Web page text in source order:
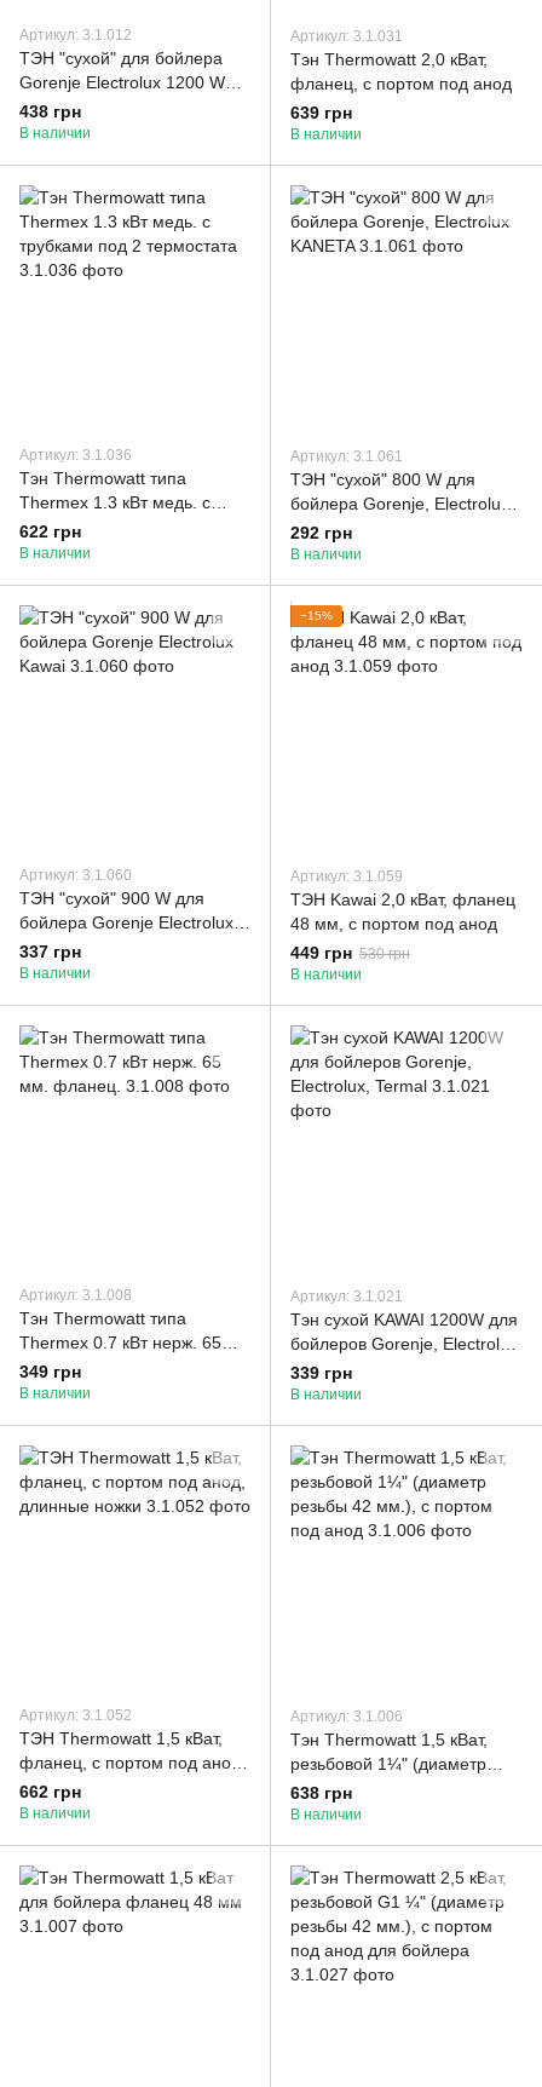
Артикул: 3.1.012
ТЭН "сухой" для бойлера
Gorenje Electrolux 1200 W
Thermowatt
438 грн
В наличии
Артикул: 3.1.031
Тэн Thermowatt 2,0 кВат,
фланец, c портом под анод
639 грн
В наличии
Артикул: 3.1.036
Тэн Thermowatt типа
Thermex 1.3 кВт медь. с
трубками под 2 термостата
622 грн
В наличии
Артикул: 3.1.061
ТЭН "сухой" 800 W для
бойлера Gorenje, Electrolux
KANETA
292 грн
В наличии
Артикул: 3.1.060
ТЭН "сухой" 900 W для
бойлера Gorenje Electrolux
Kawai
337 грн
В наличии
−15%
Артикул: 3.1.059
ТЭН Kawai 2,0 кВат, фланец
48 мм, c портом под анод
449 грн 530 грн
В наличии
Артикул: 3.1.008
Тэн Thermowatt типа
Thermex 0.7 кВт нерж. 65
мм. фланец.
349 грн
В наличии
Артикул: 3.1.021
Тэн сухой KAWAI 1200W для
бойлеров Gorenje, Electrolux,
Termal
339 грн
В наличии
Артикул: 3.1.052
ТЭН Thermowatt 1,5 кВат,
фланец, c портом под анод,
длинные ножки
662 грн
В наличии
Артикул: 3.1.006
Тэн Thermowatt 1,5 кВат,
резьбовой 1¼" (диаметр
резьбы 42 мм.), c портом
под анод
638 грн
В наличии